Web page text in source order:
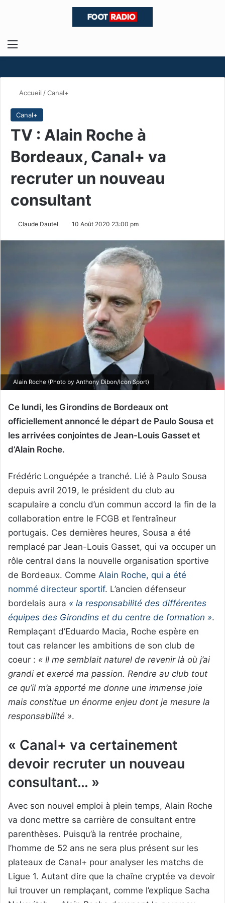
Menu
Accueil /Canal+
Canal+
TV : Alain Roche à
Bordeaux, Canal+ va
recruter un nouveau
consultant
Claude Dautel 10 Août 2020 23:00 pm
Alain Roche (Photo by Anthony Dibon/Icon Sport)
Ce lundi, les Girondins de Bordeaux ont
officiellement annoncé le départ de Paulo Sousa et
les arrivées conjointes de Jean-Louis Gasset et
d’Alain Roche.
Frédéric Longuépée a tranché. Lié à Paulo Sousa
depuis avril 2019, le président du club au
scapulaire a conclu d’un commun accord la fin de la
collaboration entre le FCGB et l’entraîneur
portugais. Ces dernières heures, Sousa a été
remplacé par Jean-Louis Gasset, qui va occuper un
rôle central dans la nouvelle organisation sportive
de Bordeaux. Comme Alain Roche, qui a été
nommé directeur sportif. L’ancien défenseur
bordelais aura « la responsabilité des différentes
équipes des Girondins et du centre de formation ».
Remplaçant d’Eduardo Macia, Roche espère en
tout cas relancer les ambitions de son club de
coeur : « Il me semblait naturel de revenir là où j’ai
grandi et exercé ma passion. Rendre au club tout
ce qu’il m’a apporté me donne une immense joie
mais constitue un énorme enjeu dont je mesure la
responsabilité ».
« Canal+ va certainement
devoir recruter un nouveau
consultant… »
Avec son nouvel emploi à plein temps, Alain Roche
va donc mettre sa carrière de consultant entre
parenthèses. Puisqu’à la rentrée prochaine,
l’homme de 52 ans ne sera plus présent sur les
plateaux de Canal+ pour analyser les matchs de
Ligue 1. Autant dire que la chaîne cryptée va devoir
lui trouver un remplaçant, comme l’explique Sacha